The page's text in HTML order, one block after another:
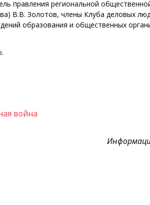
правления региональной
В.В. Золотов, члены Клуба деловых
образования и общественных
война